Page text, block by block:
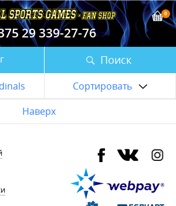
29 339-27-76
Поиск
0
Сортировать
Наверх